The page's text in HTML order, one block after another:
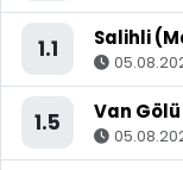
1.1 Salihli
1.5 Van